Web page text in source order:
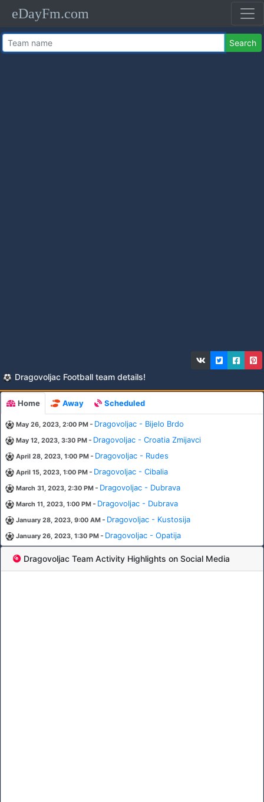
eDayFm.com
Search
Dragovoljac Football team details!
Home Away Scheduled
May 26, 2023, 2:00 PM - Dragovoljac - Bijelo Brdo
May 12, 2023, 3:30 PM - Dragovoljac - Croatia Zmijavci
April 28, 2023, 1:00 PM - Dragovoljac - Rudes
April 15, 2023, 1:00 PM - Dragovoljac - Cibalia
March 31, 2023, 2:30 PM - Dragovoljac - Dubrava
March 11, 2023, 1:00 PM - Dragovoljac - Dubrava
January 28, 2023, 9:00 AM - Dragovoljac - Kustosija
January 26, 2023, 1:30 PM - Dragovoljac - Opatija
Dragovoljac Team Activity Highlights on Social Media